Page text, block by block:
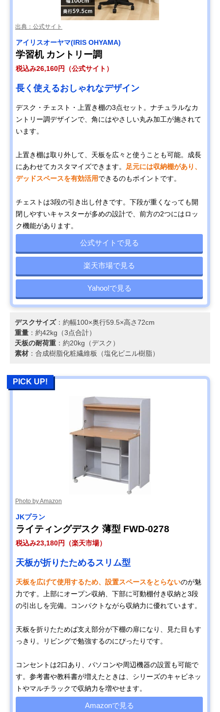
出典：公式サイト
アイリスオーヤマ(IRIS OHYAMA)
学習机 カントリー調
税込み26,160円（公式サイト）
長く使えるおしゃれなデザイン
デスク・チェスト・上置き棚の3点セット。ナチュラルなカ
ントリー調デザインで、角にはやさしい丸み加工が施されて
います。
上置き棚は取り外して、天板を広々と使うことも可能。成長
にあわせてカスタマイズできます。
足元には収納棚があり、
デッドスペースを有効活用できるのもポイントです。
チェストは3段の引き出し付きです。下段が重くなっても開
閉しやすいキャスターが多めの設計で、前方の2つにはロッ
ク機能があります。
公式サイトで見る
楽天市場で見る
Yahoo!で見る
デスクサイズ：約幅100×奥行59.5×高さ72cm
重量 ：約42kg（3点合計）
天板の耐荷重 ：約20kg（デスク）
素材 ：合成樹脂化粧繊維板（塩化ビニル樹脂）
PICK UP!
Photo by Amazon
‎JKプラン
ライティングデスク 薄型 FWD-0278
税込み23,180円（楽天市場）
天板が折りたためるスリム型
天板を広げて使用するため、設置スペースをとらないのが魅
力です。上部にオープン収納、下部に可動棚付き収納と3段
の引出しを完備。コンパクトながら収納力に優れています。
天板を折りたためば支え部分が下棚の扉になり、見た目もす
っきり。リビングで勉強するのにぴったりです。
コンセントは2口あり、パソコンや周辺機器の設置も可能で
す。参考書や教科書が増えたときは、シリーズのキャビネッ
トやマルチラックで収納力を増やせます。
Amazonで見る